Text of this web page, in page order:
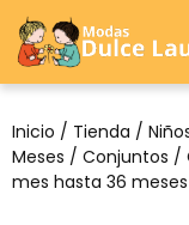
Inicio / Tienda /
Meses / Conjuntos /
mes hasta 36 meses